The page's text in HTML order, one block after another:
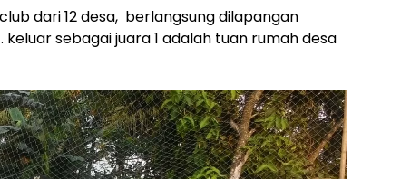
dari 12 desa, berlangsung dilapangan
keluar sebagai juara 1 adalah tuan rumah desa